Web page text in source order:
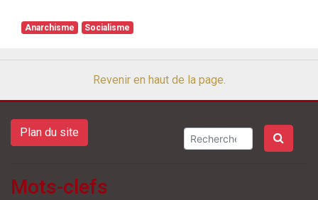
Anarchisme Socialisme
Revenir en haut de la page.
Plan du site
Mots-clefs